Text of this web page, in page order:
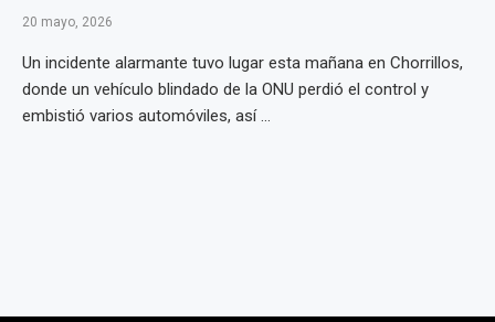
20 mayo, 2026
Un incidente alarmante tuvo lugar esta mañana en Chorrillos,
donde un vehículo blindado de la ONU perdió el control y
embistió varios automóviles, así ...